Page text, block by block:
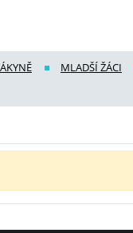
MLADŠÍ ŽÁCI